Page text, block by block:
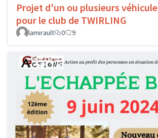
Projet d'un ou plusieurs véhicule
pour le club de TWIRLING
lamirault
0 9